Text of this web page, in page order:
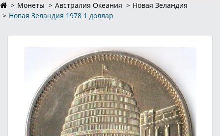
Монеты Австралия Океания
Новая Зеландия
Новая Зеландия 1978 1 доллар